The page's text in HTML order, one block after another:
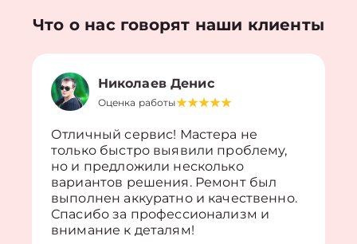
Что о нас говорят наши клиенты
Николаев Денис
Оценка работы
Отличный сервис! Мастера не
только быстро выявили проблему,
но и предложили несколько
вариантов решения. Ремонт был
выполнен аккуратно и качественно.
Спасибо за профессионализм и
внимание к деталям!